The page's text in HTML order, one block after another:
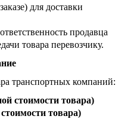
для доставки
продавца
товара перевозчику.
транспортных компаний:
стоимости товара)
товара)